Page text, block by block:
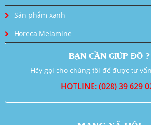
Sản phẩm xanh
Horeca Melamine
BẠN CẦN GIÚP ĐỠ ?
Hãy gọi cho chúng tôi để được tư
HOTLINE: (028) 39 629